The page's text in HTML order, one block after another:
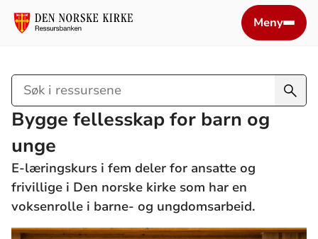
Meny
Søk
i
ressursene
Bygge fellesskap for barn og
unge
E-læringskurs i fem deler for ansatte og
frivillige i Den norske kirke som har en
voksenrolle i barne- og ungdomsarbeid.